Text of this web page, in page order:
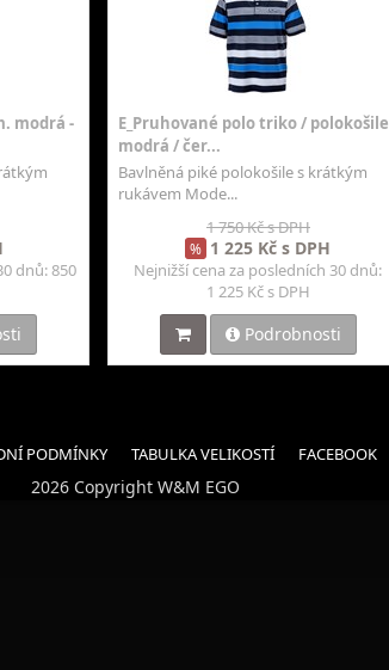
modrá -
dnů: 850
E_Pruhované polo triko / polokošile
modrá / čer...
Bavlněná piké polokošile s krátkým
rukávem Mode...
1 750 Kč s DPH
% 1 225 Kč s DPH
Nejnižší cena za posledních 30 dnů:
1 225 Kč s DPH
Podrobnosti
PODMÍNKY TABULKA VELIKOSTÍ FACEBOOK
2026 Copyright W&M EGO